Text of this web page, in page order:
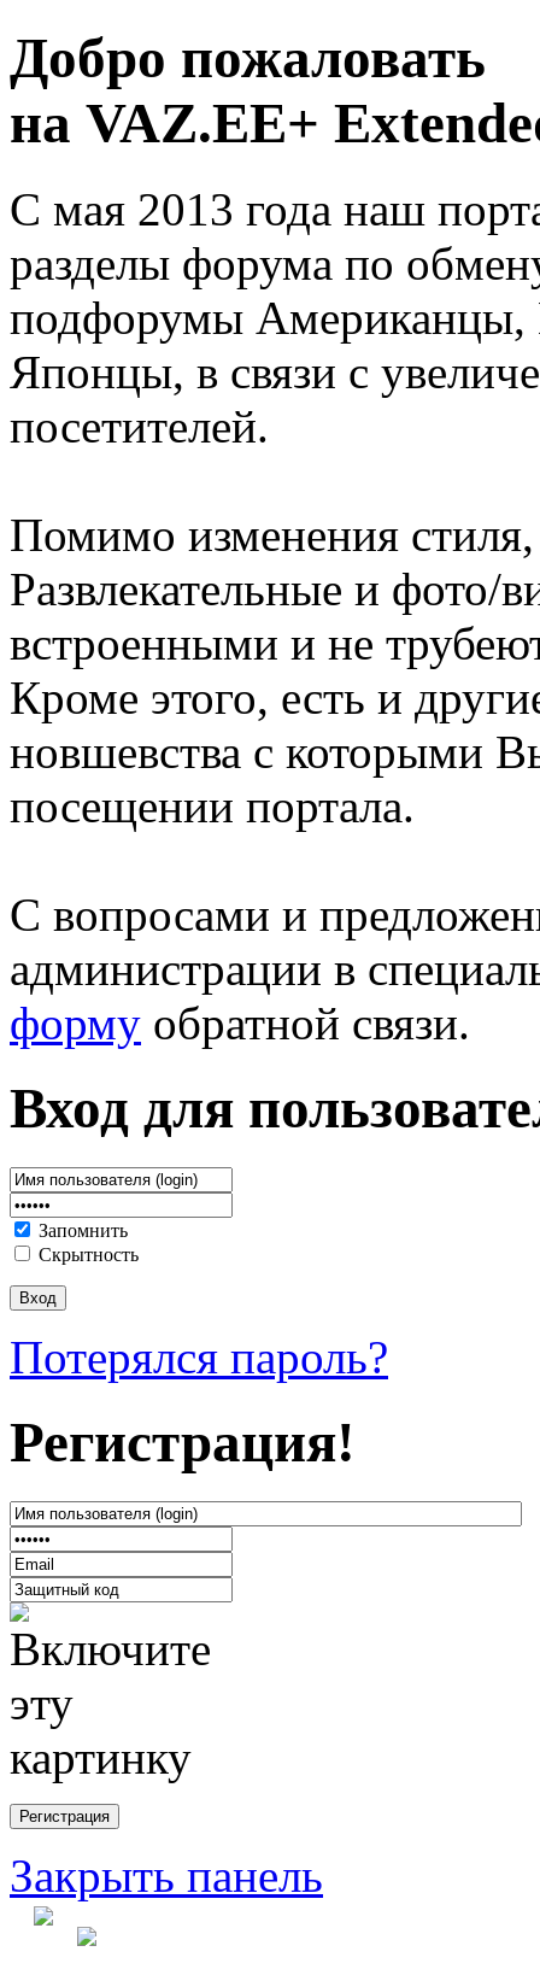
Добро пожаловать
на VAZ.EE+
С мая 2013 года наш
разделы форума по
подфорумы
Японцы, в связи с
посетителей.
Помимо изменения
Развлекательные и фото/
встроенными и не
Кроме этого, есть и
новшевства с которыми
посещении портала.
С вопросами и
администрации в
форму обратной связи.
Вход для
Запомнить
Скрытность
Потерялся пароль?
Регистрация!
Закрыть панель